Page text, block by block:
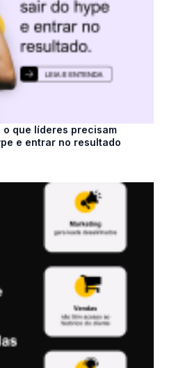
que líderes precisam
e entrar no resultado